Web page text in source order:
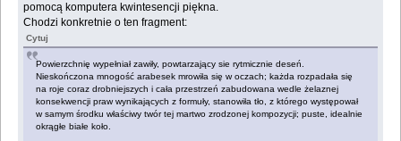
pomocą komputera kwintesencji piękna.
Chodzi konkretnie o ten fragment:
Cytuj
Powierzchnię wypełniał zawiły, powtarzający sie rytmicznie deseń.
Nieskończona mnogość arabesek mrowiła się w oczach; każda rozpadała się
na roje coraz drobniejszych i cała przestrzeń zabudowana wedle żelaznej
konsekwencji praw wynikających z formuły, stanowiła tło, z którego występował
w samym środku właściwy twór tej martwo zrodzonej kompozycji; puste, idealnie
okrągłe białe koło.